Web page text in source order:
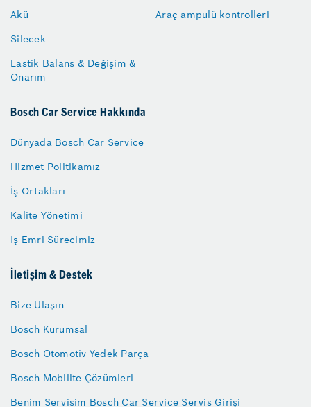
Akü
Silecek
Lastik Balans & Değişim &
Onarım
Araç ampulü kontrolleri
Bosch Car Service Hakkında
Dünyada Bosch Car Service
Hizmet Politikamız
İş Ortakları
Kalite Yönetimi
İş Emri Sürecimiz
İletişim & Destek
Bize Ulaşın
Bosch Kurumsal
Bosch Otomotiv Yedek Parça
Bosch Mobilite Çözümleri
Benim Servisim Bosch Car Service Servis Girişi